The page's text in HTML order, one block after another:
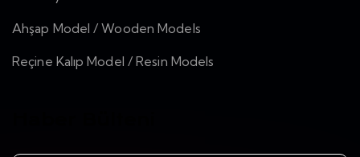
Ahşap Model / Wooden Models
Reçine Kalıp Model / Resin Models